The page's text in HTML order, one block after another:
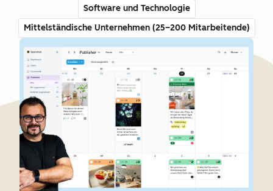
Software und Technologie
Mittelständische Unternehmen (25–200 Mitarbeitende)